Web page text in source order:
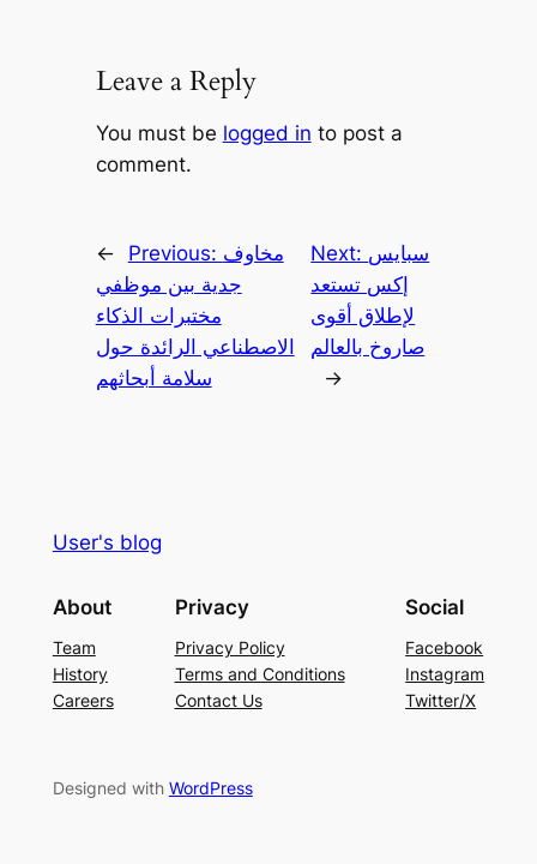
Leave a Reply
You must be logged in to post a
comment.
← Previous: مخاوف
جدية بين موظفي
مختبرات الذكاء
الاصطناعي الرائدة حول
سلامة أبحاثهم
Next: سبايس
إكس تستعد
لإطلاق أقوى
صاروخ بالعالم
→
User's blog
About
Team
History
Careers
Privacy
Privacy Policy
Terms and Conditions
Contact Us
Social
Facebook
Instagram
Twitter/X
Designed with WordPress